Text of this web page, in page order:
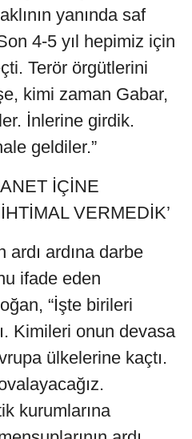
yanında saf
4-5 yıl hepimiz için
Terör örgütlerini
kimi zaman Gabar,
İnlerine girdik.
geldiler.”
İÇİNE
VERMEDİK’
ardı ardına darbe
ifade eden
“İşte birileri
Kimileri onun devasa
ülkelerine kaçtı.
kurumlarına